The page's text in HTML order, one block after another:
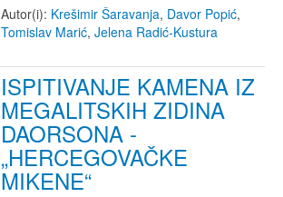
Autor(i): Krešimir Šaravanja, Davor Popić,
Tomislav Marić, Jelena Radić-Kustura
ISPITIVANJE KAMENA IZ
MEGALITSKIH ZIDINA
DAORSONA -
„HERCEGOVAČKE
MIKENE“